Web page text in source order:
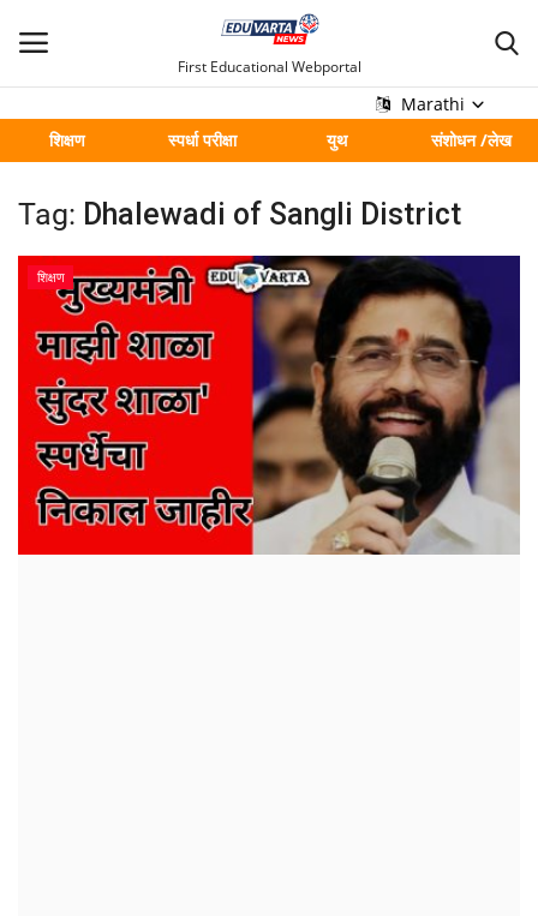
First Educational Webportal
Marathi
शिक्षण
स्पर्धा परीक्षा युथ संशोधन /लेख
मुख्य
Contact
शिक्षण
स्पर्धा परीक्षा
युथ
संशोधन /लेख
शहर
Tag: Dhalewadi of Sangli District
शिक्षण